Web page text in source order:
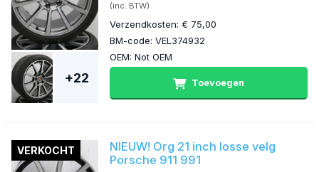
+22
(inc. BTW)
Verzendkosten: € 75,00
BM-code: VEL374932
OEM: Not OEM
Toevoegen
VERKOCHT
NIEUW! Org 21 inch losse velg
Porsche 911 991